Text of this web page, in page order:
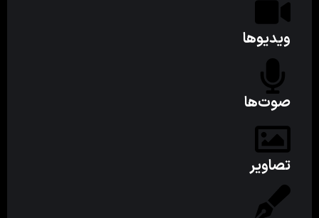
ویدیوها
صوت‌ها
تصاویر